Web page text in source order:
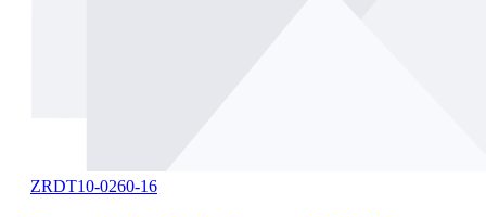
ZRDT10-0260-16